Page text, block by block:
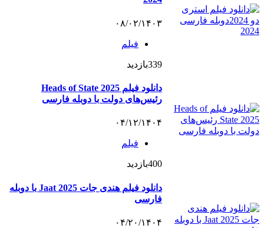
۰۸/۰۲/۱۴۰۳
فیلم
339بازدید
دانلود فیلم Heads of State 2025
رئیس‌های دولت با دوبله فارسی
۰۴/۱۲/۱۴۰۴
فیلم
400بازدید
دانلود فیلم هندی جات Jaat 2025 با دوبله
فارسی
۰۴/۲۰/۱۴۰۴